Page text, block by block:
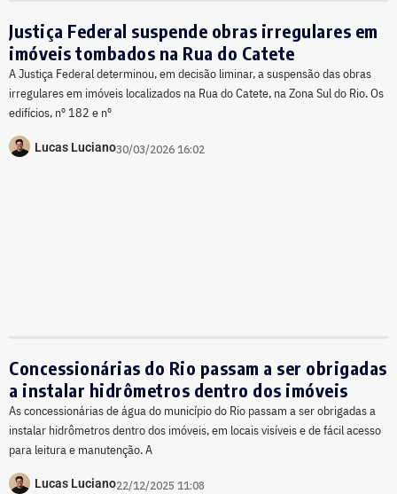
Justiça Federal suspende obras irregulares em
imóveis tombados na Rua do Catete
A Justiça Federal determinou, em decisão liminar, a suspensão das obras
irregulares em imóveis localizados na Rua do Catete, na Zona Sul do Rio. Os
edifícios, nº 182 e nº
Lucas Luciano30/03/2026 16:02
Concessionárias do Rio passam a ser obrigadas
a instalar hidrômetros dentro dos imóveis
As concessionárias de água do município do Rio passam a ser obrigadas a
instalar hidrômetros dentro dos imóveis, em locais visíveis e de fácil acesso
para leitura e manutenção. A
Lucas Luciano22/12/2025 11:08